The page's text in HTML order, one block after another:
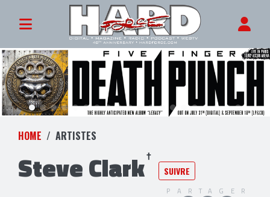
HOME ARTISTES
Steve Clark SUIVRE
PARTAGER